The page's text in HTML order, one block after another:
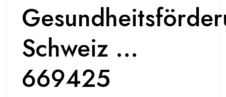
Schweiz ...
669425